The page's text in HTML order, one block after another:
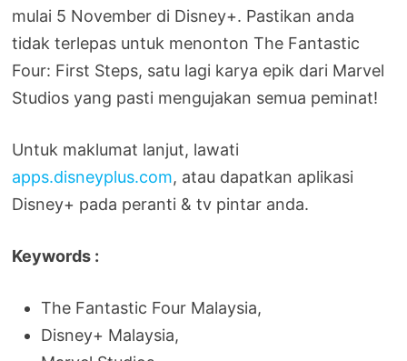
mulai 5 November di Disney+. Pastikan anda
tidak terlepas untuk menonton The Fantastic
Four: First Steps, satu lagi karya epik dari Marvel
Studios yang pasti mengujakan semua peminat!
Untuk maklumat lanjut, lawati
apps.disneyplus.com, atau dapatkan aplikasi
Disney+ pada peranti & tv pintar anda.
Keywords :
The Fantastic Four Malaysia,
Disney+ Malaysia,